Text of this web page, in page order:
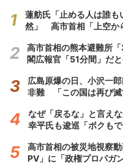
蓮舫氏「止める人は誰
然」 高市首相「上空か
高市首相の熊本避難所
閣広報官「51分間」だ
広島原爆の日、小沢一
非難 「この国は再び滅
なぜ「戻るな」と言え
幸平氏も逡巡「ボクも
高市首相の被災地視察
PV」に「政権プロパガ